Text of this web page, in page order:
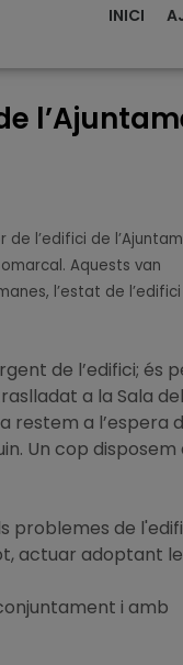
INICI
l’edifici de
Aquests van
l’estat de
de l’edifici; és
a la Sala del
restem a l’espera
Un cop disposem
problemes de
actuar adoptant
i amb